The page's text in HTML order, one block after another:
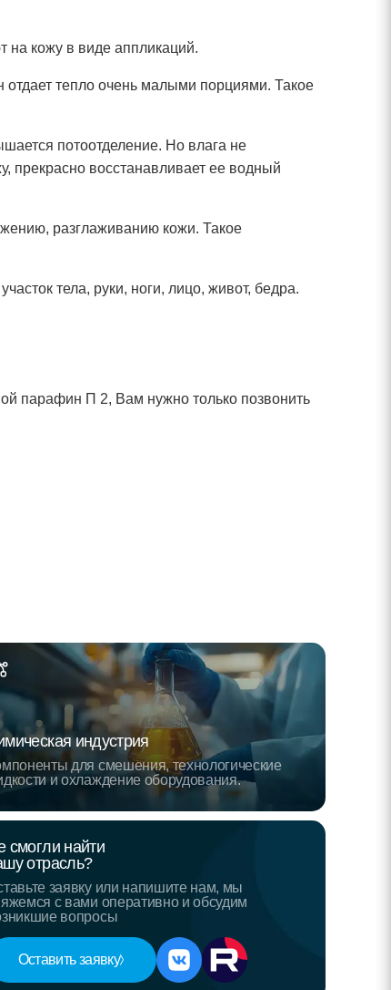
на кожу в виде аппликаций.
тепло очень малыми порциями. Такое
потоотделение. Но влага не
прекрасно восстанавливает ее водный
разглаживанию кожи. Такое
тела, руки, ноги, лицо, живот, бедра.
парафин П 2, Вам нужно только позвонить
индустрия
для смешения, технологические
и охлаждение оборудования.
смогли найти
отрасль?
заявку или напишите нам, мы
с вами оперативно и обсудим
вопросы
Оставить заявку